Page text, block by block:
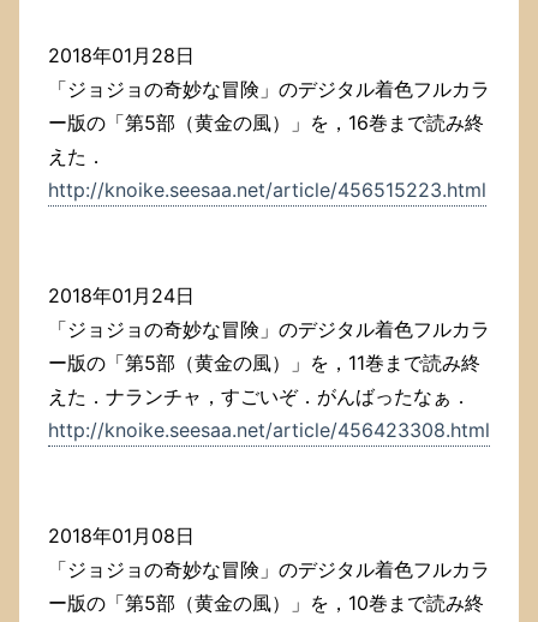
2018年01月28日
「ジョジョの奇妙な冒険」のデジタル着色フルカラ
ー版の「第5部（黄金の風）」を，16巻まで読み終
えた．
http://knoike.seesaa.net/article/456515223.html
2018年01月24日
「ジョジョの奇妙な冒険」のデジタル着色フルカラ
ー版の「第5部（黄金の風）」を，11巻まで読み終
えた．ナランチャ，すごいぞ．がんばったなぁ．
http://knoike.seesaa.net/article/456423308.html
2018年01月08日
「ジョジョの奇妙な冒険」のデジタル着色フルカラ
ー版の「第5部（黄金の風）」を，10巻まで読み終